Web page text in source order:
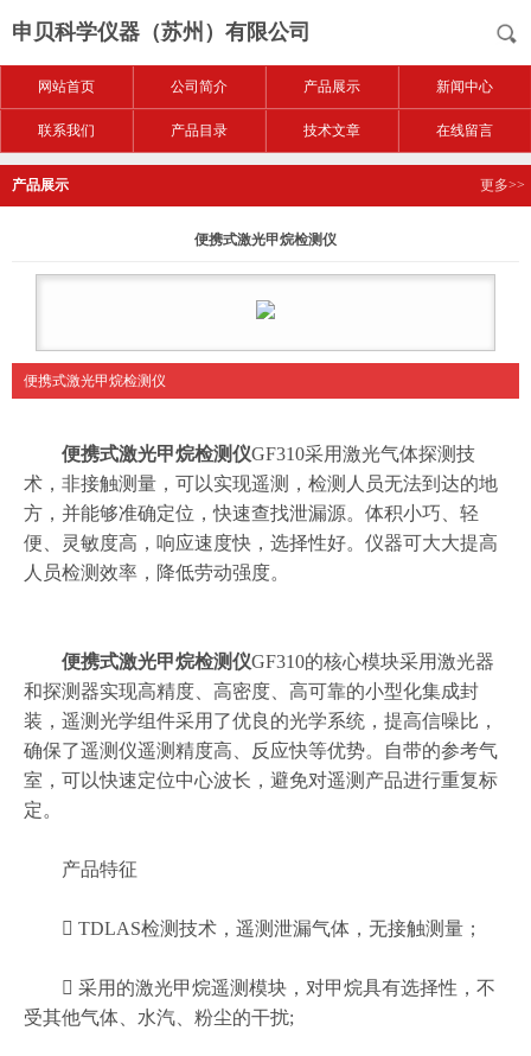
申贝科学仪器（苏州）有限公司
网站首页 公司简介 产品展示 新闻中心
联系我们 产品目录 技术文章 在线留言
产品展示 更多>>
便携式激光甲烷检测仪
便携式激光甲烷检测仪
便携式激光甲烷检测仪GF310采用激光气体探测技
术，非接触测量，可以实现遥测，检测人员无法到达的地
方，并能够准确定位，快速查找泄漏源。体积小巧、轻
便、灵敏度高，响应速度快，选择性好。仪器可大大提高
人员检测效率，降低劳动强度。
便携式激光甲烷检测仪GF310的核心模块采用激光器
和探测器实现高精度、高密度、高可靠的小型化集成封
装，遥测光学组件采用了优良的光学系统，提高信噪比，
确保了遥测仪遥测精度高、反应快等优势。自带的参考气
室，可以快速定位中心波长，避免对遥测产品进行重复标
定。
产品特征
 TDLAS检测技术，遥测泄漏气体，无接触测量；
 采用的激光甲烷遥测模块，对甲烷具有选择性，不
受其他气体、水汽、粉尘的干扰;